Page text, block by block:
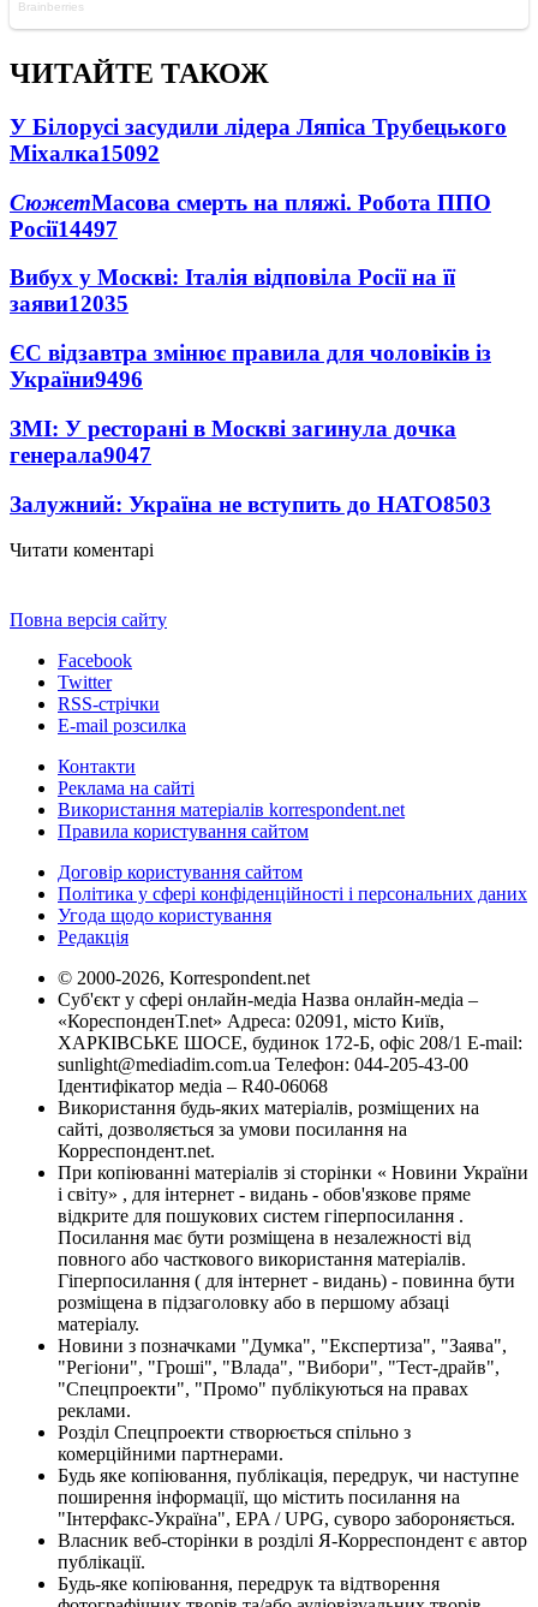
ЧИТАЙТЕ ТАКОЖ
У Білорусі засудили лідера Ляпіса Трубецького
Міхалка15092
СюжетМасова смерть на пляжі. Робота ППО
Росії14497
Вибух у Москві: Італія відповіла Росії на її
заяви12035
ЄС відзавтра змінює правила для чоловіків із
України9496
ЗМІ: У ресторані в Москві загинула дочка
генерала9047
Залужний: Україна не вступить до НАТО8503
Читати коментарі
Повна версія сайту
Facebook
Twitter
RSS-стрічки
E-mail розсилка
Контакти
Реклама на сайті
Використання матеріалів korrespondent.net
Правила користування сайтом
Договір користування сайтом
Політика у сфері конфіденційності і персональних даних
Угода щодо користування
Редакція
© 2000-2026, Korrespondent.net
Суб'єкт у сфері онлайн-медіа Назва онлайн-медіа –
«КореспонденТ.net» Адреса: 02091, місто Київ,
ХАРКІВСЬКЕ ШОСЕ, будинок 172-Б, офіс 208/1 E-mail:
sunlight@mediadim.com.ua Телефон: 044-205-43-00
Ідентифікатор медіа – R40-06068
Використання будь-яких матеріалів, розміщених на
сайті, дозволяється за умови посилання на
Корреспондент.net.
При копіюванні матеріалів зі сторінки « Новини України
і світу» , для інтернет - видань - обов'язкове пряме
відкрите для пошукових систем гіперпосилання .
Посилання має бути розміщена в незалежності від
повного або часткового використання матеріалів.
Гіперпосилання ( для інтернет - видань) - повинна бути
розміщена в підзаголовку або в першому абзаці
матеріалу.
Новини з позначками "Думка", "Експертиза", "Заява",
"Регіони", "Гроші", "Влада", "Вибори", "Тест-драйв",
"Спецпроекти", "Промо" публікуються на правах
реклами.
Розділ Спецпроекти створюється спільно з
комерційними партнерами.
Будь яке копіювання, публікація, передрук, чи наступне
поширення інформації, що містить посилання на
"Інтерфакс-Україна", EPA / UPG, суворо забороняється.
Власник веб-сторінки в розділі Я-Корреспондент є автор
публікації.
Будь-яке копіювання, передрук та відтворення